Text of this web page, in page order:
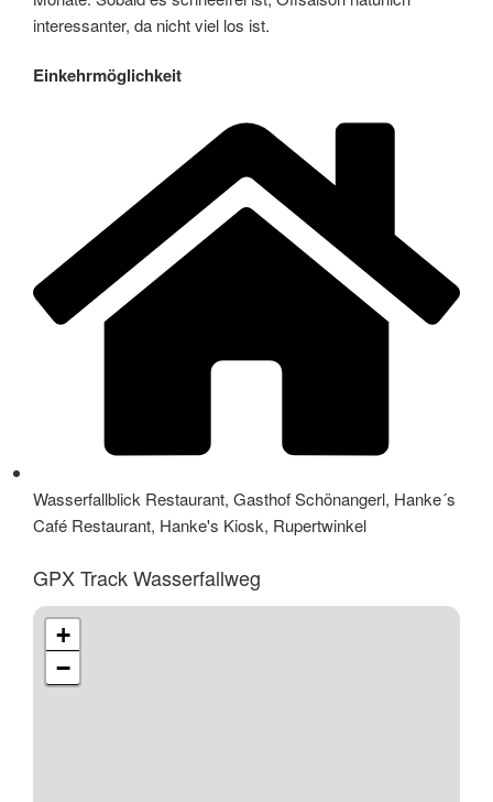
interessanter, da nicht viel los ist.
Einkehrmöglichkeit
Wasserfallblick Restaurant, Gasthof Schönangerl, Hanke´s
Café Restaurant, Hanke's Kiosk, Rupertwinkel
GPX Track Wasserfallweg
+
−